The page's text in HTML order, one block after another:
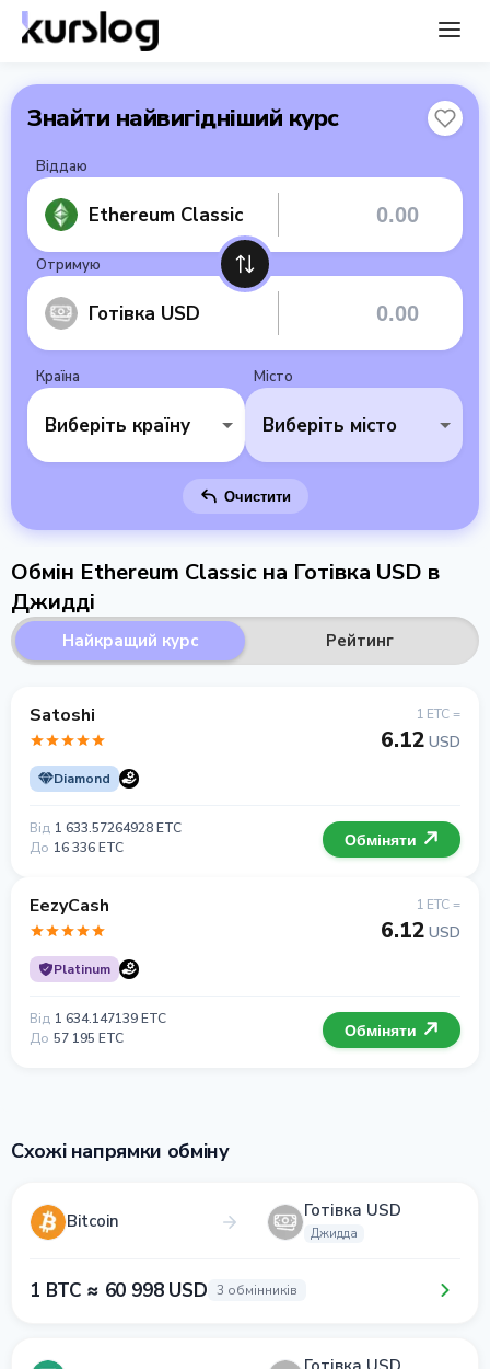
Знайти найвигідніший курс
Віддаю
Ethereum Classic
Отримую
Готівка USD
Країна
Виберіть країну
Місто
Виберіть місто
Очистити
Обмін Ethereum Classic на Готівка USD в
Джидді
Найкращий курс Рейтинг
Satoshi
Diamond
1 ETC =
6.12 USD
Від 1 633.57264928 ETC
До 16 336 ETC Обміняти
EezyCash
Platinum
1 ETC =
6.12 USD
Від 1 634.147139 ETC
До 57 195 ETC Обміняти
Схожі напрямки обміну
Bitcoin Готівка USD
Джидда
1 BTC ≈ 60 998 USD 3 обмінників